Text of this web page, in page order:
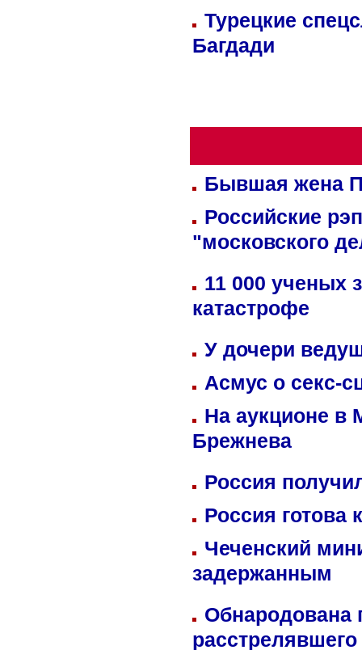
Турецкие
Багдади
Бывшая жена
Российские
"московского
11 000 ученых
катастрофе
У дочери
Асмус о секс-
На аукционе в
Брежнева
Россия
Россия готова
Чеченский
задержанным
Обнародована